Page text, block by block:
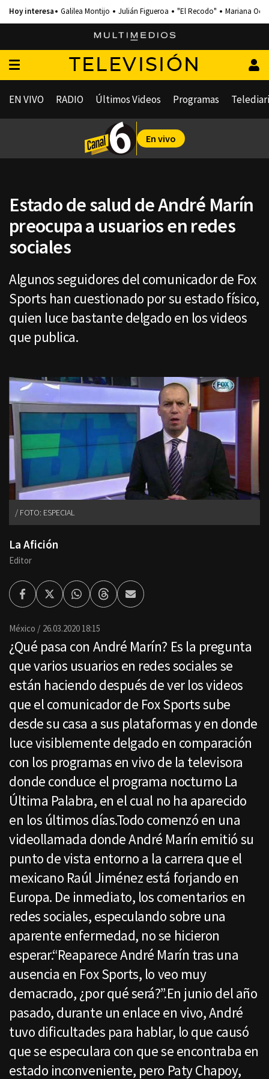
Galilea Montijo Julián Figueroa "El Recodo" Mariana
TELEVISIÓN
EN VIVO RADIO Últimos Videos Programas
En vivo
Estado de salud de André Marín
preocupa a usuarios en redes
sociales
Algunos seguidores del comunicador de Fox
Sports han cuestionado por su estado físico,
quien luce bastante delgado en los videos
que publica.
FOTO: ESPECIAL
La Afición
Editor
FacebookTwitterWhatsappThreadsEnviar
por
México 26.03.2020 18:15
¿Qué pasa con André Marín? Es la pregunta
que varios usuarios en redes sociales se
están haciendo después de ver los videos
que el comunicador de Fox Sports sube
desde su casa a sus plataformas y en donde
luce visiblemente delgado en comparación
con los programas en vivo de la televisora
donde conduce el programa nocturno La
Última Palabra, en el cual no ha aparecido
en los últimos días.Todo comenzó en una
videollamada donde André Marín emitió su
punto de vista entorno a la carrera que el
mexicano Raúl Jiménez está forjando en
Europa. De inmediato, los comentarios en
redes sociales, especulando sobre una
aparente enfermedad, no se hicieron
esperar.“Reaparece André Marín tras una
ausencia en Fox Sports, lo veo muy
demacrado, ¿por qué será?”.En junio del año
pasado, durante un enlace en vivo, André
tuvo dificultades para hablar, lo que causó
que se especulara con que se encontraba en
estado inconveniente, pero Paty Chapoy,